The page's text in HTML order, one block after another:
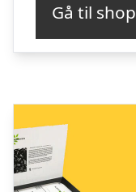
Gå til shop